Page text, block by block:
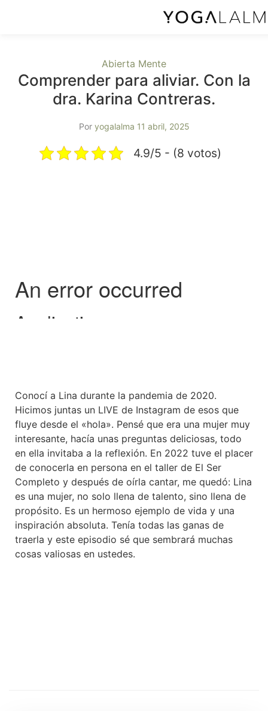
Abierta Mente
Comprender para aliviar. Con la
dra. Karina Contreras.
Por yogalalma 11 abril, 2025
4.9/5 - (8 votos)
Conocí a Lina durante la pandemia de 2020.
Hicimos juntas un LIVE de Instagram de esos que
fluye desde el «hola». Pensé que era una mujer muy
interesante, hacía unas preguntas deliciosas, todo
en ella invitaba a la reflexión. En 2022 tuve el placer
de conocerla en persona en el taller de El Ser
Completo y después de oírla cantar, me quedó: Lina
es una mujer, no solo llena de talento, sino llena de
propósito. Es un hermoso ejemplo de vida y una
inspiración absoluta. Tenía todas las ganas de
traerla y este episodio sé que sembrará muchas
cosas valiosas en ustedes.